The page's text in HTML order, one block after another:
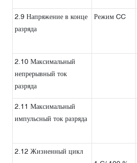
2.9 Напряжение в конце
разряда
Режим CC
2.10 Максимальный
непрерывный ток
разряда
2.11 Максимальный
импульсный ток разряда
2.12 Жизненный цикл